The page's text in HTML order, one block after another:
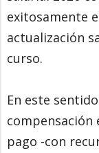
exitosamente
actualización
curso.
En este
compensación
pago -con